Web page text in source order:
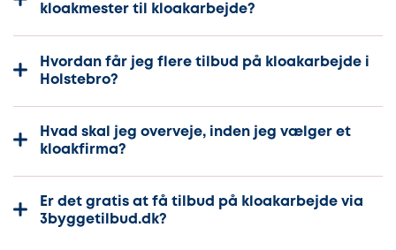
kloakmester til kloakarbejde?
Hvordan får jeg flere tilbud på kloakarbejde i
Holstebro?
Hvad skal jeg overveje, inden jeg vælger et
kloakfirma?
Er det gratis at få tilbud på kloakarbejde via
3byggetilbud.dk?